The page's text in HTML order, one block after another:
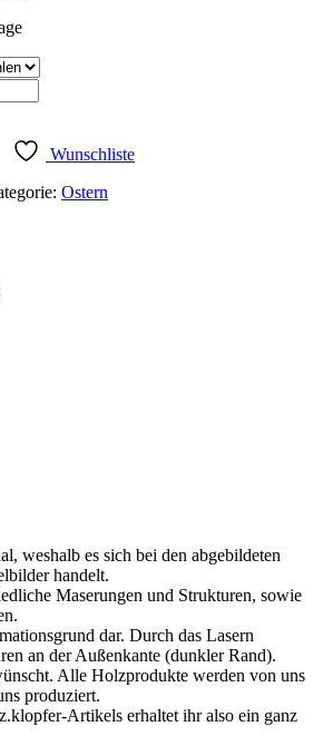
Wunschliste
Ostern
weshalb es sich bei den abgebildeten
handelt.
Maserungen und Strukturen, sowie
dar. Durch das Lasern
an der Außenkante (dunkler Rand).
Alle Holzprodukte werden von uns
produziert.
Artikels erhaltet ihr also ein ganz